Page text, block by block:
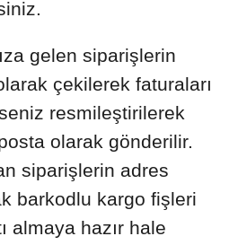
gelen siparişlerin
çekilerek faturaları
resmileştirilerek
olarak gönderilir.
siparişlerin adres
barkodlu kargo fişleri
almaya hazır hale